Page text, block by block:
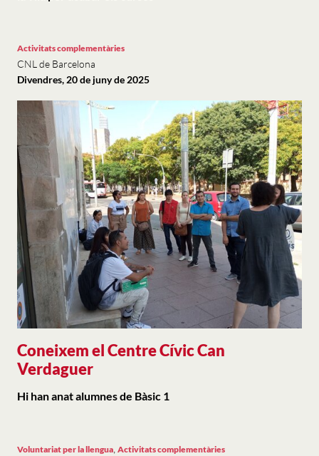
Coneixem el Centre Cívic Can
Verdaguer
Activitats complementàries
CNL de Barcelona
Divendres, 20 de juny de 2025
Hi han anat alumnes de Bàsic 1
Voluntariat per la llengua, Activitats complementàries